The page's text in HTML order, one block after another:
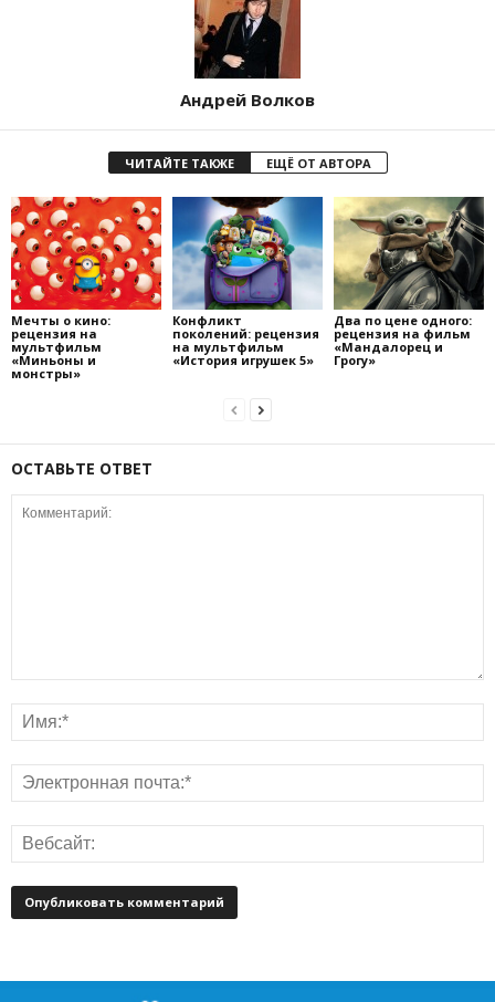
Андрей Волков
ЧИТАЙТЕ ТАКЖЕ ЕЩЁ ОТ АВТОРА
Мечты о кино:
рецензия на
мультфильм
«Миньоны и
монстры»
Конфликт
поколений: рецензия
на мультфильм
«История игрушек 5»
Два по цене одного:
рецензия на фильм
«Мандалорец и
Грогу»
ОСТАВЬТЕ ОТВЕТ